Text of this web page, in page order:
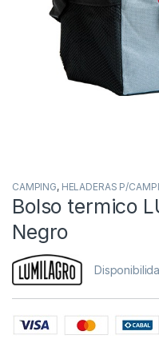
CAMPING, HELADERAS P/
Bolso termico
Negro